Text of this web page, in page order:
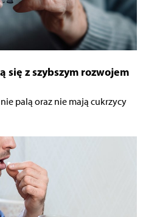
się z szybszym rozwojem
palą oraz nie mają cukrzycy